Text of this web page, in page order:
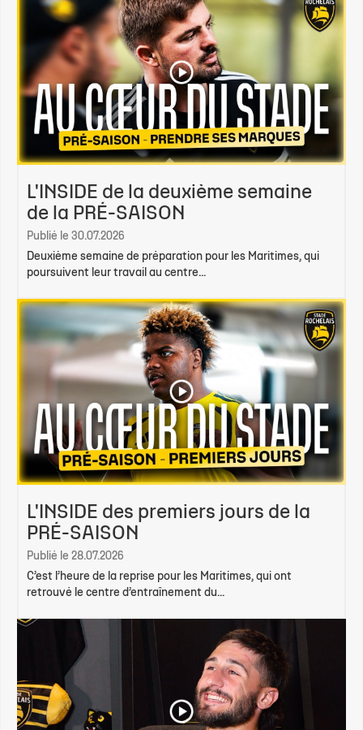
L'INSIDE de la deuxième semaine
de la PRÉ-SAISON
Publié le 30.07.2026
Deuxième semaine de préparation pour les Maritimes, qui
poursuivent leur travail au centre...
L'INSIDE des premiers jours de la
PRÉ-SAISON
Publié le 28.07.2026
C’est l’heure de la reprise pour les Maritimes, qui ont
retrouvé le centre d’entraînement du...